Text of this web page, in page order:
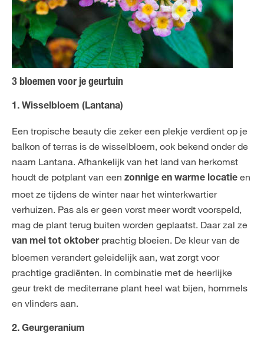
3 bloemen voor je geurtuin
1. Wisselbloem (Lantana)
Een tropische beauty die zeker een plekje verdient op je
balkon of terras is de wisselbloem, ook bekend onder de
naam Lantana. Afhankelijk van het land van herkomst
houdt de potplant van een zonnige en warme locatie en
moet ze tijdens de winter naar het winterkwartier
verhuizen. Pas als er geen vorst meer wordt voorspeld,
mag de plant terug buiten worden geplaatst. Daar zal ze
van mei tot oktoberprachtig bloeien. De kleur van de
bloemen verandert geleidelijk aan, wat zorgt voor
prachtige gradiënten. In combinatie met de heerlijke
geur trekt de mediterrane plant heel wat bijen, hommels
en vlinders aan.
2. Geurgeranium